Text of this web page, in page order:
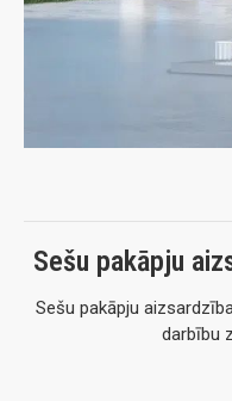
Sešu pakāpju
Sešu pakāpju
darbību